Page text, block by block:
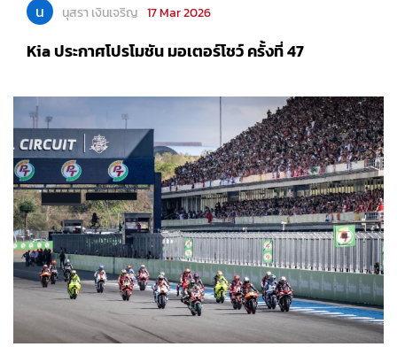
น นุสรา เงินเจริญ 17 Mar 2026
Kia ประกาศโปรโมชัน มอเตอร์โชว์ ครั้งที่ 47